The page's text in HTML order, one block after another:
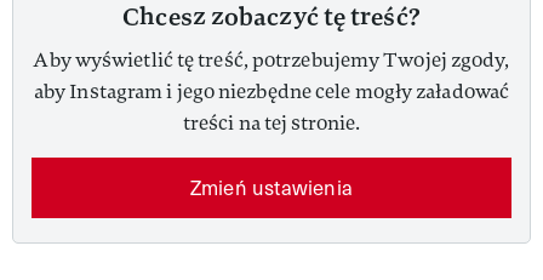
Chcesz zobaczyć tę treść?
Aby wyświetlić tę treść, potrzebujemy Twojej zgody,
aby Instagram i jego niezbędne cele mogły załadować
treści na tej stronie.
Zmień ustawienia